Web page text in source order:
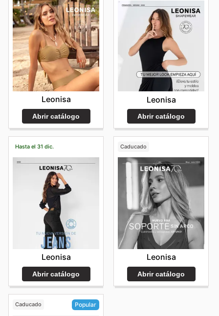
Leonisa
Abrir catálogo
Leonisa
Abrir catálogo
Hasta el 31 dic.
Leonisa
Abrir catálogo
Caducado
Leonisa
Abrir catálogo
Caducado Popular